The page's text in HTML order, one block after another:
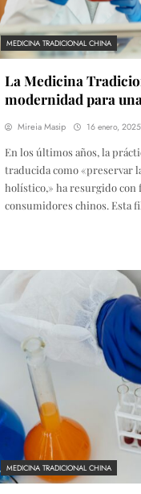
MEDICINA TRADICIONAL CHINA
La Medicina
modernidad para
Mireia Masip 16 enero, 2025
En los últimos años, la
traducida como «preservar
holístico,» ha resurgido con
consumidores chinos. Esta
MEDICINA TRADICIONAL CHINA